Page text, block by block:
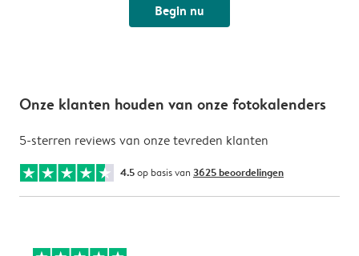
Begin nu
Onze klanten houden van onze fotokalenders
5-sterren reviews van onze tevreden klanten
4.5op basis van 3625 beoordelingen